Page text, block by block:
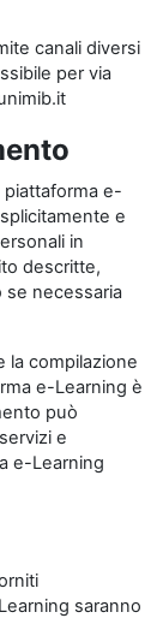
canali diversi
per via
e-
e
in
descritte,
se necessaria
la compilazione
e-Learning è
può
e
e-Learning
saranno